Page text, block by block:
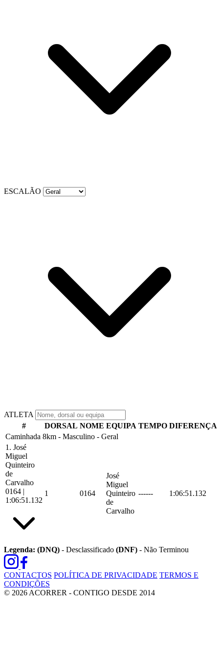
ESCALÃO
ATLETA
#
DORSAL NOME EQUIPA TEMPO DIFERENÇA
Caminhada 8km - Masculino - Geral
1. José
Miguel
Quinteiro
de
Carvalho
0164 |
1:06:51.132
1 0164
José
Miguel
Quinteiro
de
Carvalho
------ 1:06:51.132
Legenda: (DNQ) - Desclassificado (DNF) - Não Terminou
CONTACTOS POLÍTICA DE PRIVACIDADE TERMOS E
CONDIÇÕES
© 2026 ACORRER - CONTIGO DESDE 2014